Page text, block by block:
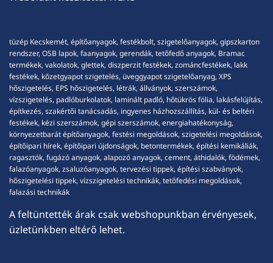
tüzép Kecskemét, építőanyagok, festékbolt, szigetelőanyagok, gipszkarton
rendszer, OSB lapok, faanyagok, gerendák, tetőfedő anyagok, Bramac
termékek, vakolatok, glettek, diszperzit festékek, zománcfestékek, lakk
festékek, kőzetgyapot szigetelés, üveggyapot szigetelőanyag, XPS
hőszigetelés, EPS hőszigetelés, létrák, állványok, szerszámok,
vízszigetelés, padlóburkolatok, laminált padló, hőtükrös fólia, lakásfelújítás,
építkezés, szakértői tanácsadás, ingyenes házhozszállítás, kül- és beltéri
festékek, kézi szerszámok, gépi szerszámok, energiahatékonyság,
környezetbarát építőanyagok, festési megoldások, szigetelési megoldások,
építőipari hírek, építőipari újdonságok, betontermékek, építési kemikáliák,
ragasztók, fugázó anyagok, alapozó anyagok, cement, áthidalók, födémek,
falazóanyagok, zsaluzóanyagok, tervezési tippek, építési szabványok,
hőszigetelési tippek, vízszigetelési technikák, tetőfedési megoldások,
falazási technikák
A feltüntették árak csak webshopunkban érvényesek,
üzletünkben eltérő lehet.